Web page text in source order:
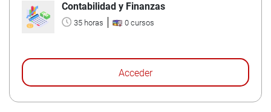
Contabilidad y Finanzas
35 horas 0 cursos
Acceder